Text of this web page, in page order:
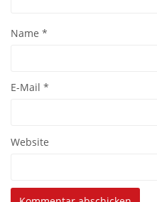
Name *
E-Mail *
Website